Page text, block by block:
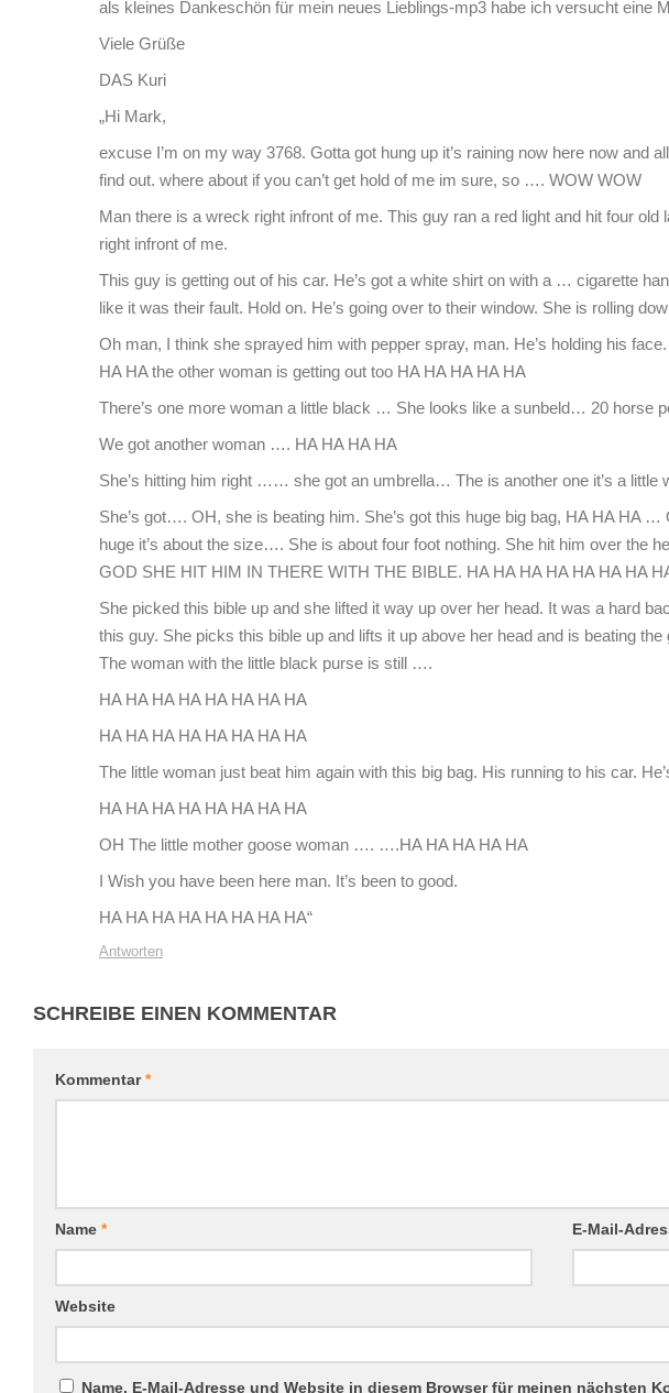
als kleines Dankeschön für mein neues Lieblings-mp3 habe ich versucht eine
Viele Grüße
DAS Kuri
„Hi Mark,
excuse I’m on my way 3768. Gotta got hung up it’s raining now here now and
find out. where about if you can’t get hold of me im sure, so …. WOW WOW
Man there is a wreck right infront of me. This guy ran a red light and hit four
right infront of me.
This guy is getting out of his car. He’s got a white shirt on with a … cigarette
like it was their fault. Hold on. He’s going over to their window. She is rolling
Oh man, I think she sprayed him with pepper spray, man. He’s holding his
HA HA the other woman is getting out too HA HA HA HA HA
There’s one more woman a little black … She looks like a sunbeld… 20 horse
We got another woman …. HA HA HA HA
She’s hitting him right …… she got an umbrella… The is another one it’s a little
She’s got…. OH, she is beating him. She’s got this huge big bag, HA HA HA …
huge it’s about the size…. She is about four foot nothing. She hit him over the
GOD SHE HIT HIM IN THERE WITH THE BIBLE. HA HA HA HA HA HA HA
She picked this bible up and she lifted it way up over her head. It was a hard
this guy. She picks this bible up and lifts it up above her head and is beating
The woman with the little black purse is still ….
HA HA HA HA HA HA HA HA
HA HA HA HA HA HA HA HA
The little woman just beat him again with this big bag. His running to his car.
HA HA HA HA HA HA HA HA
OH The little mother goose woman …. ….HA HA HA HA HA
I Wish you have been here man. It’s been to good.
HA HA HA HA HA HA HA HA“
Antworten
SCHREIBE EINEN KOMMENTAR
Kommentar*
Name * E-Mail-
Website
Name, E-Mail-Adresse und Website in diesem Browser für meinen nächsten